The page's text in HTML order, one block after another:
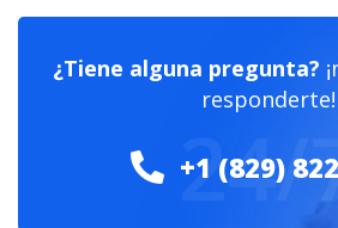
¿Tiene alguna pregunta?
responderte!
+1 (829)
24/